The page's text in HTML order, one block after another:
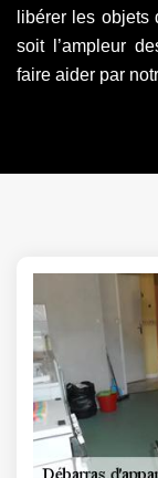
libérer les objets
soit l’ampleur
faire aider par